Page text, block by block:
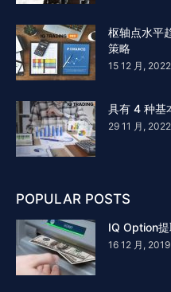
枢轴点水平
策略
15 12 月, 2022
具有 4 种基
29 11 月, 2022
POPULAR POSTS
IQ Option
16 12 月, 2019